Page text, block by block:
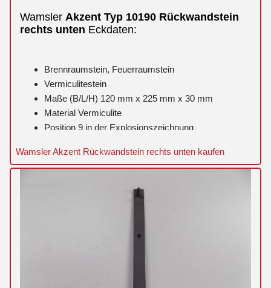
Wamsler Akzent Typ 10190 Rückwandstein
rechts unten Eckdaten:
Brennraumstein, Feuerraumstein
Vermiculitestein
Maße (B/L/H) 120 mm x 225 mm x 30 mm
Material Vermiculite
Position 9 in der Explosionszeichnung
Wamsler Akzent Rückwandstein rechts unten kaufen